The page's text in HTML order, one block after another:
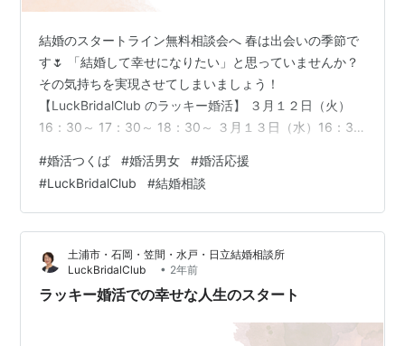
結婚のスタートライン無料相談会へ 春は出会いの季節で
す🌷 「結婚して幸せになりたい」と思っていませんか？
その気持ちを実現させてしまいましょう！
【LuckBridalClub のラッキー婚活】 ３月１２日（火）
16：30～ 17：30～ 18：30～ ３月１３日（水）16：30
30～ 18：30～ 対面、オンライン、電話のいずれかの方
法で行います。 お問い合わせは 電話029-896-9215 ま
たは ✉ 無理な勧誘は致しません。 お気軽にお声がけくだ
さい。 LuckBridalClubでは、 あなたの幸せを叶えるパー
トナー…
#婚活つくば #婚活男女 #婚活応援
#LuckBridalClub #結婚相談
土浦市・石岡・笠間・水戸・日立結婚相談所
LuckBridalClub
• 2年前
ラッキー婚活での幸せな人生のスタート